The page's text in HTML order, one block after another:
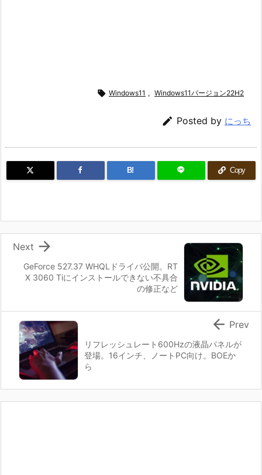
 Windows11 , Windows11バージョン22H2
 Posted by にっち
B! Copy
GeForce 527.37 WHQLドライバ公開。RT
X 3060 Tiにインストールできない不具合
の修正など

Next
リフレッシュレート600Hzの液晶パネルが
登場。16インチ、ノートPC向け。BOEか
ら
 Prev